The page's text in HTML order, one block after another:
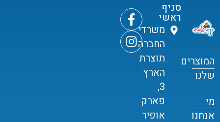
המוצרים
שלנו
מי
אנחנו
סניף
ראשי
משרדי
החברה
תוצרת
הארץ
3,
פארק
אופיר